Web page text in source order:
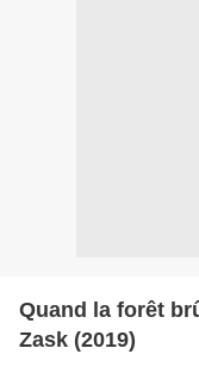
Quand la forêt
Zask (2019)